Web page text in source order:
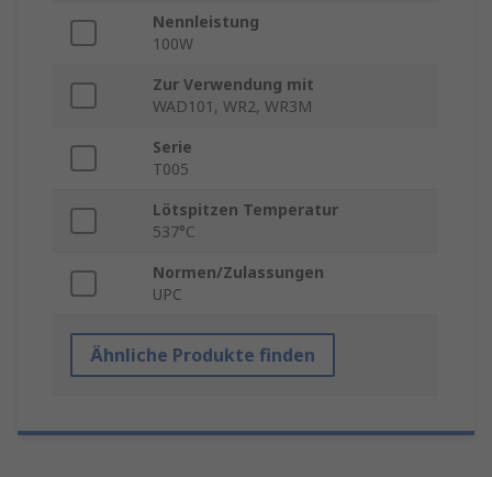
Nennleistung
100W
Zur Verwendung mit
WAD101, WR2, WR3M
Serie
T005
Lötspitzen Temperatur
537°C
Normen/Zulassungen
UPC
Ähnliche Produkte finden